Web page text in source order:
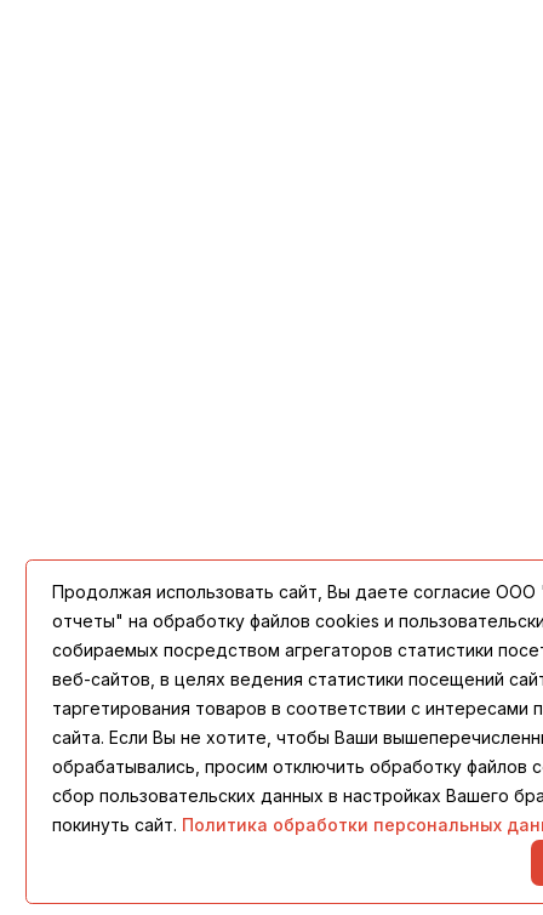
Продолжая использовать сайт, Вы даете согласие
отчеты" на обработку файлов cookies и
собираемых посредством агрегаторов статистики
веб-сайтов, в целях ведения статистики посещений
таргетирования товаров в соответствии с интересами
сайта. Если Вы не хотите, чтобы Ваши
обрабатывались, просим отключить обработку файлов
сбор пользовательских данных в настройках Вашего
покинуть сайт. Политика обработки персональных